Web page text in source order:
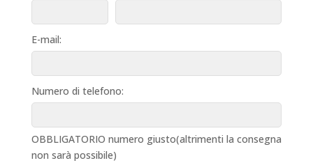
E-mail:
Numero di telefono:
OBBLIGATORIO numero giusto(altrimenti la consegna
non sarà possibile)